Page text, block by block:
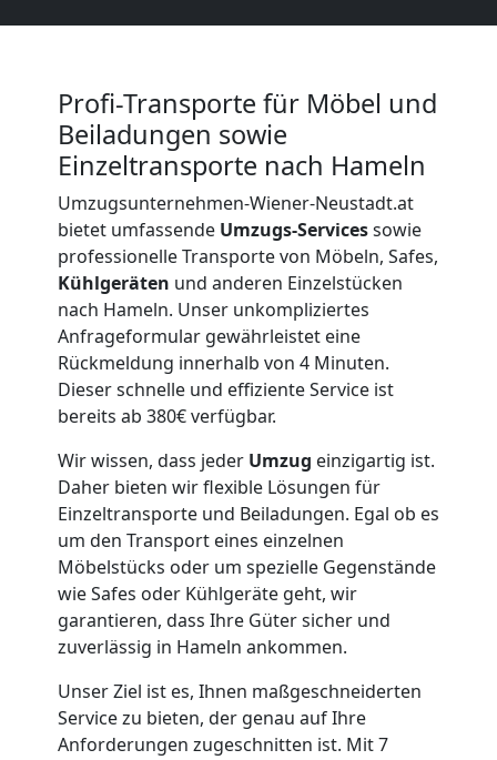
Profi-Transporte für Möbel und
Beiladungen sowie
Einzeltransporte nach Hameln
Umzugsunternehmen-Wiener-Neustadt.at
bietet umfassende Umzugs-Servicessowie
professionelle Transporte von Möbeln, Safes,
Kühlgeräten und anderen Einzelstücken
nach Hameln. Unser unkompliziertes
Anfrageformular gewährleistet eine
Rückmeldung innerhalb von 4 Minuten.
Dieser schnelle und effiziente Service ist
bereits ab 380€ verfügbar.
Wir wissen, dass jeder Umzug einzigartig ist.
Daher bieten wir flexible Lösungen für
Einzeltransporte und Beiladungen. Egal ob es
um den Transport eines einzelnen
Möbelstücks oder um spezielle Gegenstände
wie Safes oder Kühlgeräte geht, wir
garantieren, dass Ihre Güter sicher und
zuverlässig in Hameln ankommen.
Unser Ziel ist es, Ihnen maßgeschneiderten
Service zu bieten, der genau auf Ihre
Anforderungen zugeschnitten ist. Mit 7
Neustadt
Fernumzug
Wiener
Neustadt
Firmenumzug
Wiener
Neustadt
Büroumzug
Wiener
Neustadt